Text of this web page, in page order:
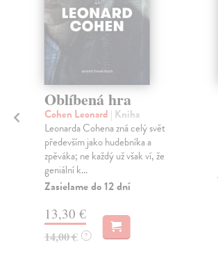
Oblíbená hra
Cohen Leonard | Kniha
Leonarda Cohena zná celý svět
především jako hudebníka a
zpěváka; ne každý už však ví, že
geniální k...
Zasielame do 12 dní
13,30 €
14,00 € ?